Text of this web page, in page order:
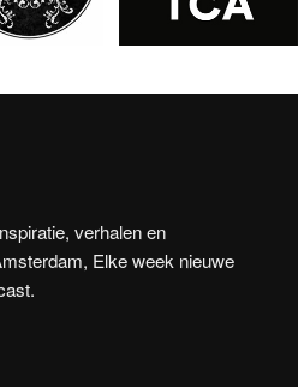
verhalen en
Elke week nieuwe